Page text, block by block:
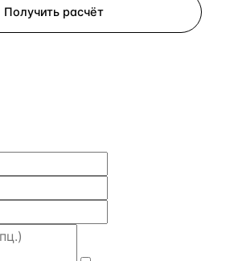
Получить расчёт